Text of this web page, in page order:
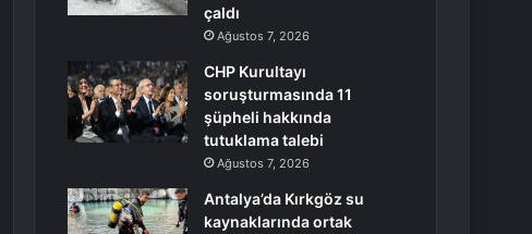
çaldı
Ağustos 7, 2026
CHP Kurultayı
soruşturmasında 11
şüpheli hakkında
tutuklama talebi
Ağustos 7, 2026
Antalya’da Kırkgöz su
kaynaklarında ortak